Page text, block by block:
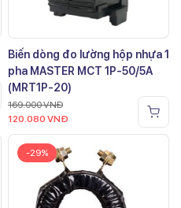
Biến dòng đo lường hộp nhựa 1
pha MASTER MCT 1P-50/5A
(MRT1P-20)
169.000VNĐ
120.080 VNĐ
-29%